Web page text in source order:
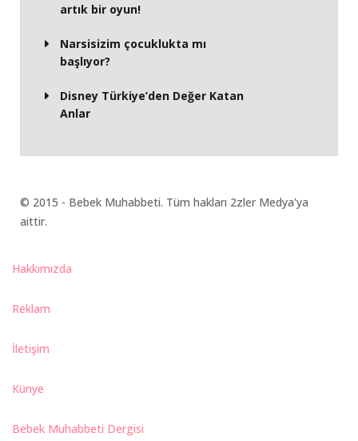
artık bir oyun!
Narsisizim çocuklukta mı
başlıyor?
Disney Türkiye’den Değer Katan
Anlar
© 2015 - Bebek Muhabbeti. Tüm hakları 2zler Medya'ya
aittir.
Hakkımızda
Reklam
İletişim
Künye
Bebek Muhabbeti Dergisi